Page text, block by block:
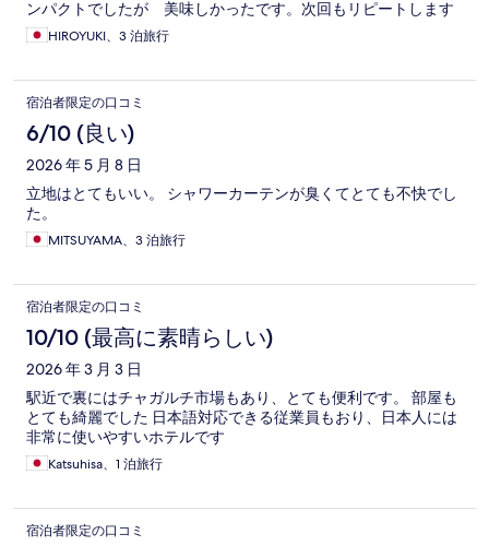
ンパクトでしたが 美味しかったです。次回もリピートします
HIROYUKI、3 泊旅行
宿泊者限定の口コミ
6/10 (良い)
2026 年 5 月 8 日
立地はとてもいい。 シャワーカーテンが臭くてとても不快でし
た。
MITSUYAMA、3 泊旅行
宿泊者限定の口コミ
10/10 (最高に素晴らしい)
2026 年 3 月 3 日
駅近で裏にはチャガルチ市場もあり、とても便利です。 部屋も
とても綺麗でした 日本語対応できる従業員もおり、日本人には
非常に使いやすいホテルです
Katsuhisa、1 泊旅行
宿泊者限定の口コミ